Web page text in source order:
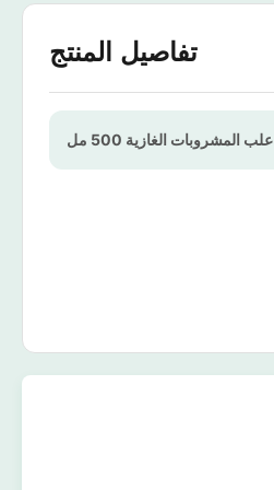
تفاصيل المنتج
علب المشروبات الغازية 500 مل